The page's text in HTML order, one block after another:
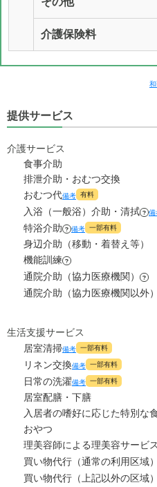
介護保険料
提供サービス
介護サービス
食事介助
排泄介助・おむつ交換
おむつ代備考 有料
入浴（一般浴）介助・清拭 ? 備
特浴介助 ? 備考 一部有料
身辺介助（移動・着替え等）
機能訓練 ?
通院介助（協力医療機関） ?
通院介助（協力医療機関以外）
生活支援サービス
居室清掃備考 一部有料
リネン交換備考 一部有料
日常の洗濯備考 一部有料
居室配膳・下膳
入居者の嗜好に応じた特別な
おやつ
理美容師による理美容サービス
買い物代行（通常の利用区域）
買い物代行（上記以外の区域）